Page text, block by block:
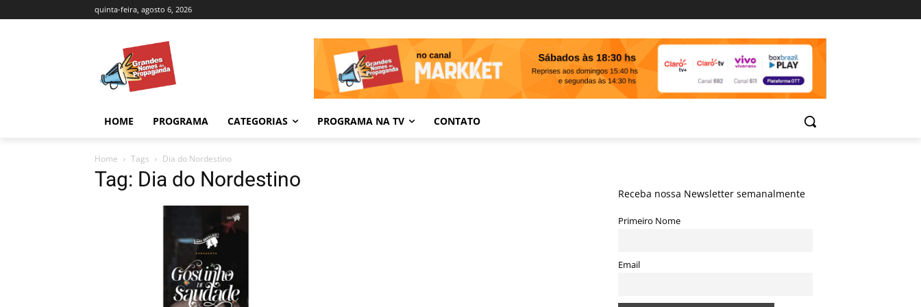
quinta-feira, agosto 6, 2026
HOME PROGRAMA CATEGORIAS PROGRAMA NA TV CONTATO
Home Tags Dia do Nordestino
Tag: Dia do Nordestino
Receba nossa Newsletter semanalmente
Primeiro Nome
Email